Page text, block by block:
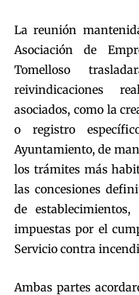
La reunión
Asociación de
Tomelloso
reivindicaciones
asociados, como la
o registro
Ayuntamiento, de
los trámites más
las concesiones
de
impuestas por el
Servicio contra
Ambas partes